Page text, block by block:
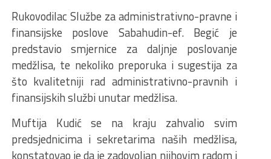
Rukovodilac Službe za administrativno-pravne i
finansijske poslove Sabahudin-ef. Begić je
predstavio smjernice za daljnje poslovanje
medžlisa, te nekoliko preporuka i sugestija za
što kvalitetniji rad administrativno-pravnih i
finansijskih službi unutar medžlisa.
Muftija Kudić se na kraju zahvalio svim
predsjednicima i sekretarima naših medžlisa,
konstatovao je da je zadovoljan njihovim radom i